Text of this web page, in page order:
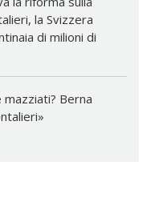
la Svizzera
di milioni di
mazziati? Berna